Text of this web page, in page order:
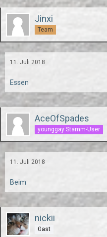
Jinxi
Team
11. Juli 2018
Essen
AceOfSpades
younggay Stamm-User
11. Juli 2018
Beim
nickii
Gast